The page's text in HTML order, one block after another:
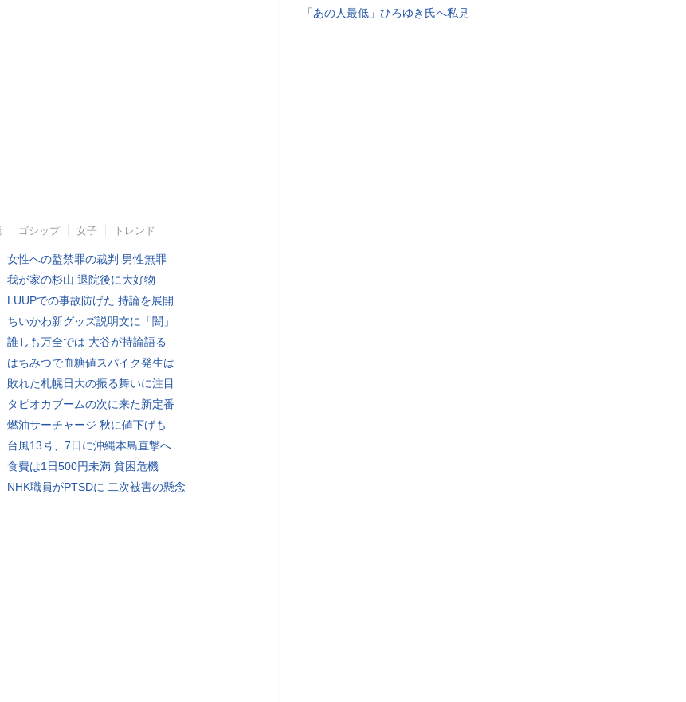
ゴシップ 女子 トレンド
女性への監禁罪の裁判 男性無罪
我が家の杉山 退院後に大好物
LUUPでの事故防げた 持論を展開
ちいかわ新グッズ説明文に「闇」
誰しも万全では 大谷が持論語る
はちみつで血糖値スパイク発生は
敗れた札幌日大の振る舞いに注目
タピオカブームの次に来た新定番
燃油サーチャージ 秋に値下げも
台風13号、7日に沖縄本島直撃へ
食費は1日500円未満 貧困危機
NHK職員がPTSDに 二次被害の懸念
「あの人最低」ひろゆき氏へ私見